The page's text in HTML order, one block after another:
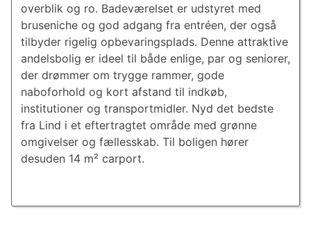
overblik og ro. Badeværelset er udstyret med
bruseniche og god adgang fra entréen, der også
tilbyder rigelig opbevaringsplads. Denne attraktive
andelsbolig er ideel til både enlige, par og seniorer,
der drømmer om trygge rammer, gode
naboforhold og kort afstand til indkøb,
institutioner og transportmidler. Nyd det bedste
fra Lind i et eftertragtet område med grønne
omgivelser og fællesskab. Til boligen hører
desuden 14 m² carport.